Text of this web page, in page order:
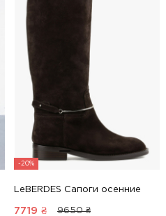
-20%
LeBERDES Сапоги осенние
7719 ₴ 9650 ₴